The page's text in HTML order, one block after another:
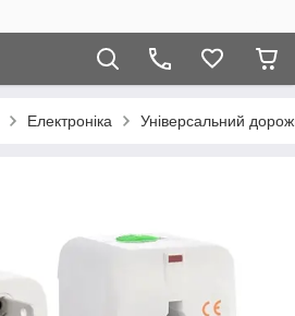
Електроніка Універсальний